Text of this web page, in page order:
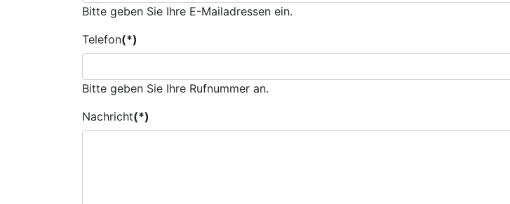
Bitte geben Sie Ihre E-Mailadressen ein.
Telefon(*)
Bitte geben Sie Ihre Rufnummer an.
Nachricht(*)